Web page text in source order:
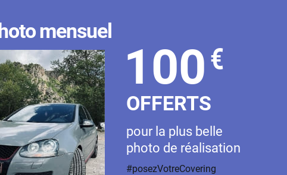
mensuel
100€
OFFERTS
pour la plus belle
photo de réalisation
#posezVotreCovering